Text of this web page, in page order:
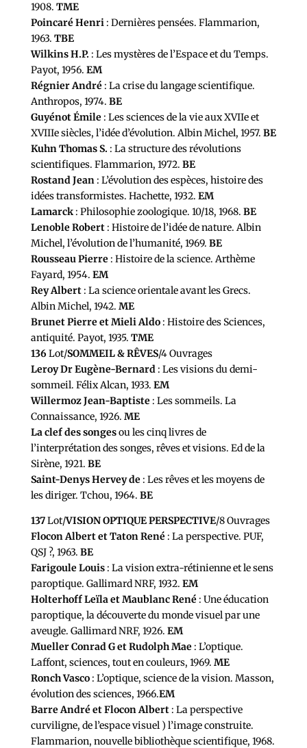
1908. TME
Poincaré Henri: Dernières pensées. Flammarion,
1963. TBE
Wilkins H.P. : Les mystères de l’Espace et du Temps.
Payot, 1956. EM
Régnier André: La crise du langage scientifique.
Anthropos, 1974. BE
Guyénot Émile: Les sciences de la vie aux XVIIe et
XVIIIe siècles, l’idée d’évolution. Albin Michel, 1957. BE
Kuhn Thomas S. : La structure des révolutions
scientifiques. Flammarion, 1972. BE
Rostand Jean: L’évolution des espèces, histoire des
idées transformistes. Hachette, 1932. EM
Lamarck: Philosophie zoologique. 10/18, 1968. BE
Lenoble Robert: Histoire de l’idée de nature. Albin
Michel, l’évolution de l’humanité, 1969. BE
Rousseau Pierre: Histoire de la science. Arthème
Fayard, 1954. EM
Rey Albert: La science orientale avant les Grecs.
Albin Michel, 1942. ME
Brunet Pierre et Mieli Aldo: Histoire des Sciences,
antiquité. Payot, 1935. TME
136 Lot/SOMMEIL & RÊVES/4 Ouvrages
Leroy Dr Eugène-Bernard: Les visions du demi-
sommeil. Félix Alcan, 1933. EM
Willermoz Jean-Baptiste: Les sommeils. La
Connaissance, 1926. ME
La clef des songesou les cinq livres de
l’interprétation des songes, rêves et visions. Ed de la
Sirène, 1921. BE
Saint-Denys Hervey de: Les rêves et les moyens de
les diriger. Tchou, 1964. BE
137Lot/VISION OPTIQUE PERSPECTIVE/8 Ouvrages
Flocon Albert et Taton René: La perspective. PUF,
QSJ ?, 1963. BE
Farigoule Louis: La vision extra-rétinienne et le sens
paroptique. Gallimard NRF, 1932. EM
Holterhoff Leïla et Maublanc René: Une éducation
paroptique, la découverte du monde visuel par une
aveugle. Gallimard NRF, 1926. EM
Mueller Conrad G et Rudolph Mae: L’optique.
Laffont, sciences, tout en couleurs, 1969. ME
Ronch Vasco: L’optique, science de la vision. Masson,
évolution des sciences, 1966.EM
Barre André et Flocon Albert: La perspective
curviligne, de l’espace visuel ) l’image construite.
Flammarion, nouvelle bibliothèque scientifique, 1968.